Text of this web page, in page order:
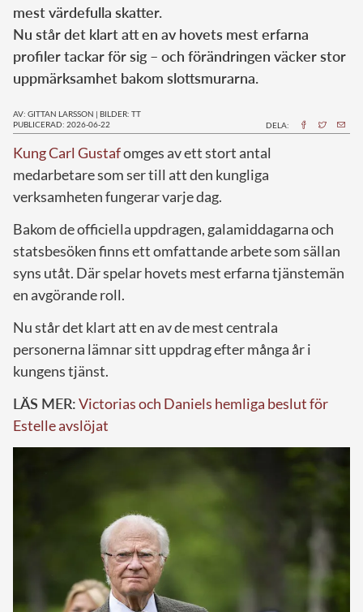
mest värdefulla skatter.
Nu står det klart att en av hovets mest erfarna
profiler tackar för sig – och förändringen väcker stor
uppmärksamhet bakom slottsmurarna.
AV: GITTAN LARSSON | BILDER: TT
PUBLICERAD: 2026-06-22
DELA:
Kung Carl Gustafomges av ett stort antal
medarbetare som ser till att den kungliga
verksamheten fungerar varje dag.
Bakom de officiella uppdragen, galamiddagarna och
statsbesöken finns ett omfattande arbete som sällan
syns utåt. Där spelar hovets mest erfarna tjänstemän
en avgörande roll.
Nu står det klart att en av de mest centrala
personerna lämnar sitt uppdrag efter många år i
kungens tjänst.
LÄS MER:Victorias och Daniels hemliga beslut för
Estelle avslöjat